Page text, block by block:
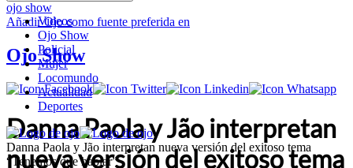
Videos
Ojo Show
Policial
Mujer
Locomundo
Actualidad
Deportes
Danna Paola y Jão interpretan nueva versión del exitoso tema
“Tenemos que hablar”
ojo show
AñadirOjocomo fuente preferida en
Ojo Show
Danna Paola y Jão interpretan
nueva versión del exitoso tema